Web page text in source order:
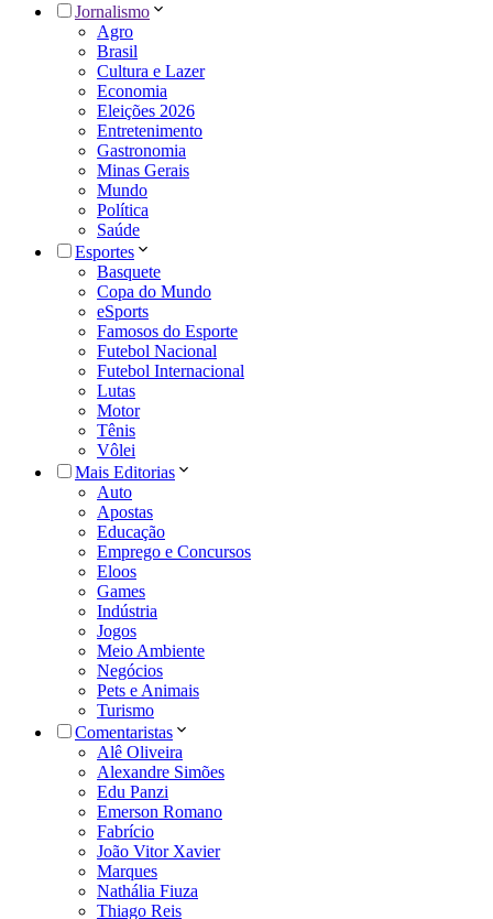
Jornalismo
Agro
Brasil
Cultura e Lazer
Economia
Eleições 2026
Entretenimento
Gastronomia
Minas Gerais
Mundo
Política
Saúde
Esportes
Basquete
Copa do Mundo
eSports
Famosos do Esporte
Futebol Nacional
Futebol Internacional
Lutas
Motor
Tênis
Vôlei
Mais Editorias
Auto
Apostas
Educação
Emprego e Concursos
Eloos
Games
Indústria
Jogos
Meio Ambiente
Negócios
Pets e Animais
Turismo
Comentaristas
Alê Oliveira
Alexandre Simões
Edu Panzi
Emerson Romano
Fabrício
João Vitor Xavier
Marques
Nathália Fiuza
Thiago Reis